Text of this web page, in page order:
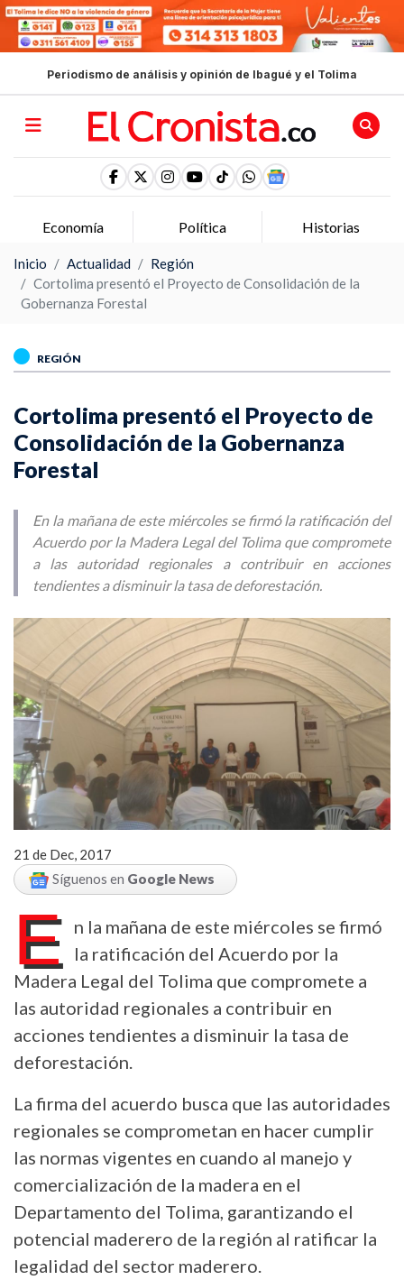
Periodismo de análisis y opinión de Ibagué y el Tolima
Economía Política Historias
Inicio Actualidad
Región
Cortolima presentó el Proyecto de Consolidación de la
Gobernanza Forestal
REGIÓN
Cortolima presentó el Proyecto de
Consolidación de la Gobernanza
Forestal
En la mañana de este miércoles se firmó la ratificación del
Acuerdo por la Madera Legal del Tolima que compromete
a las autoridad regionales a contribuir en acciones
tendientes a disminuir la tasa de deforestación.
21 de Dec, 2017
Síguenos en Google News
E
n la mañana de este miércoles se firmó
la ratificación del Acuerdo por la
Madera Legal del Tolima que compromete a
las autoridad regionales a contribuir en
acciones tendientes a disminuir la tasa de
deforestación.
La firma del acuerdo busca que las autoridades
regionales se comprometan en hacer cumplir
las normas vigentes en cuando al manejo y
comercialización de la madera en el
Departamento del Tolima, garantizando el
potencial maderero de la región al ratificar la
legalidad del sector maderero.